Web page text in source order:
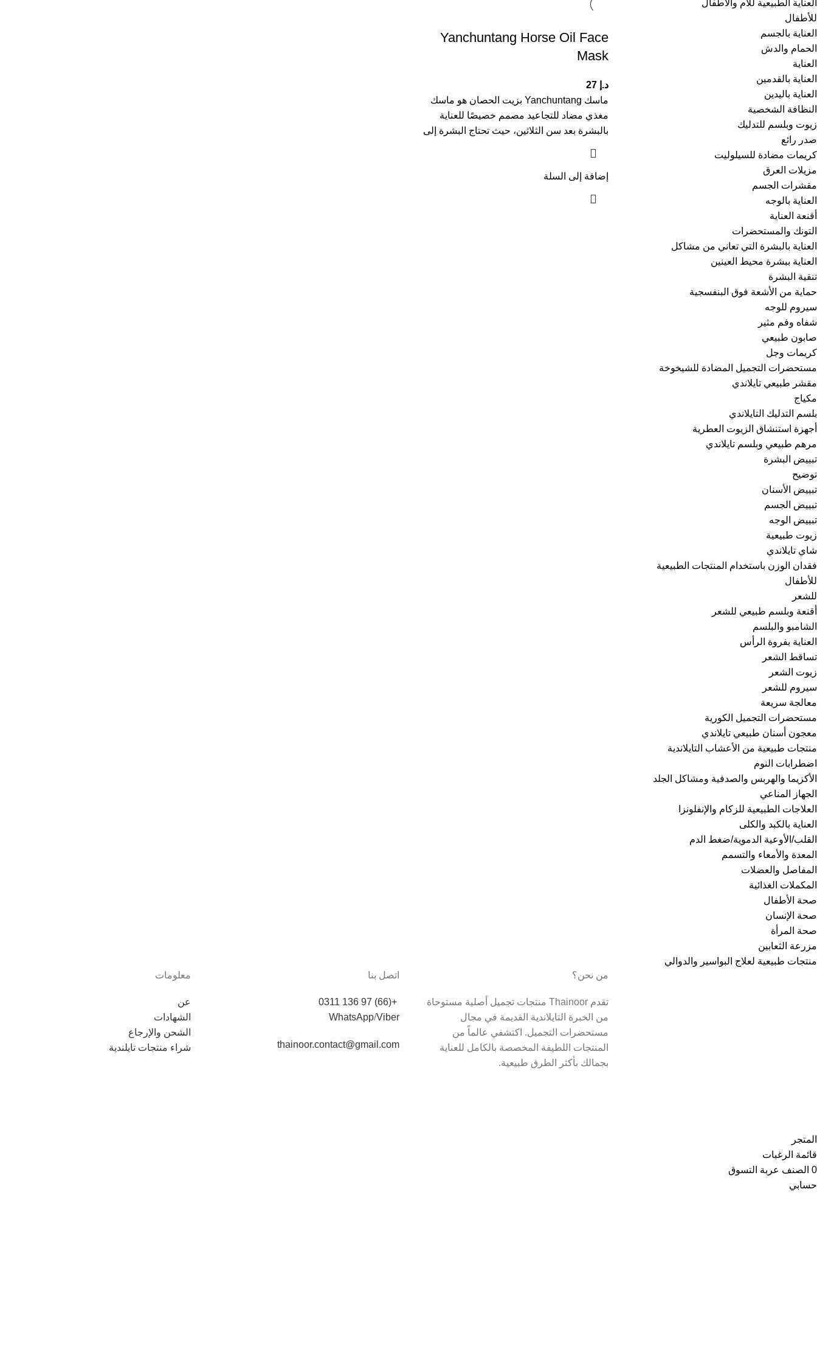
العناية الطبيعية للأم والأطفال
للأطفال
العناية بالجسم
الحمام والدش
العناية
العناية بالقدمين
العناية باليدين
النظافة الشخصية
زيوت وبلسم للتدليك
صدر رائع
كريمات مضادة للسيلوليت
مزيلات العرق
مقشرات الجسم
العناية بالوجه
أقنعة العناية
التونك والمستحضرات
العناية بالبشرة التي تعاني من مشاكل
العناية ببشرة محيط العينين
تنقية البشرة
حماية من الأشعة فوق البنفسجية
سيروم للوجه
شفاه وفم مثير
صابون طبيعي
كريمات وجل
مستحضرات التجميل المضادة للشيخوخة
مقشر طبيعي تايلاندي
مكياج
بلسم التدليك التايلاندي
أجهزة استنشاق الزيوت العطرية
مرهم طبيعي وبلسم تايلاندي
تبييض البشرة
توضيح
تبييض الأسنان
تبييض الجسم
تبييض الوجه
زيوت طبيعية
شاي تايلاندي
فقدان الوزن باستخدام المنتجات الطبيعية
للأطفال
للشعر
أقنعة وبلسم طبيعي للشعر
الشامبو والبلسم
العناية بفروة الرأس
تساقط الشعر
زيوت الشعر
سيروم للشعر
معالجة سريعة
مستحضرات التجميل الكورية
معجون أسنان طبيعي تايلاندي
منتجات طبيعية من الأعشاب التايلاندية
اضطرابات النوم
الأكزيما والهربس والصدفية ومشاكل الجلد
الجهاز المناعي
العلاجات الطبيعية للزكام والإنفلونزا
العناية بالكبد والكلى
القلب/الأوعية الدموية/ضغط الدم
المعدة والأمعاء والتسمم
المفاصل والعضلات
المكملات الغذائية
صحة الأطفال
صحة الإنسان
صحة المرأة
مزرعة الثعابين
منتجات طبيعية لعلاج البواسير والدوالي
Yanchuntang Horse Oil Face
Mask
د.إ 27
ماسك Yanchuntang بزيت الحصان هو ماسك
مغذي مضاد للتجاعيد مصمم خصيصًا للعناية
بالبشرة بعد سن الثلاثين، حيث تحتاج البشرة إلى
إضافة إلى السلة
من نحن؟
تقدم Thainoor منتجات تجميل أصلية مستوحاة
من الخبرة التايلاندية القديمة في مجال
مستحضرات التجميل. اكتشفي عالماً من
المنتجات اللطيفة المخصصة بالكامل للعناية
بجمالك بأكثر الطرق طبيعية.
اتصل بنا
+(66) 97 136 0311
WhatsApp/Viber
thainoor.contact@gmail.com
معلومات
عن
الشهادات
الشحن والإرجاع
شراء منتجات تايلندية
المتجر
قائمة الرغبات
0 الصنف عربة التسوق
حسابي